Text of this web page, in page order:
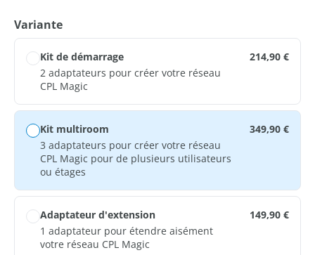
Sélectionnez
Variante
Kit de démarrage
2 adaptateurs pour créer votre réseau
CPL Magic
214,90 €
Kit multiroom
3 adaptateurs pour créer votre réseau
CPL Magic pour de plusieurs utilisateurs
ou étages
349,90 €
Adaptateur d'extension
1 adaptateur pour étendre aisément
votre réseau CPL Magic
149,90 €